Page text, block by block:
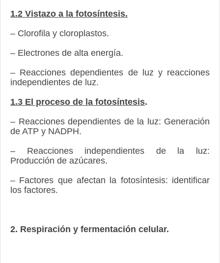
1.2 Vistazo a la fotosíntesis.
– Clorofila y cloroplastos.
– Electrones de alta energía.
– Reacciones dependientes de luz y reacciones
independientes de luz.
1.3 El proceso de la fotosíntesis.
– Reacciones dependientes de la luz: Generación
de ATP y NADPH.
– Reacciones independientes de la luz:
Producción de azúcares.
– Factores que afectan la fotosíntesis: identificar
los factores.
2. Respiración y fermentación celular.